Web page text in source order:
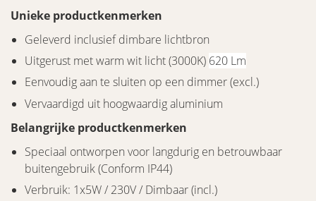
Unieke productkenmerken
Geleverd inclusief dimbare lichtbron
Uitgerust met warm wit licht (3000K) 620 Lm
Eenvoudig aan te sluiten op een dimmer (excl.)
Vervaardigd uit hoogwaardig aluminium
Belangrijke productkenmerken
Speciaal ontworpen voor langdurig en betrouwbaar
buitengebruik (Conform IP44)
Verbruik: 1x5W / 230V / Dimbaar (incl.)